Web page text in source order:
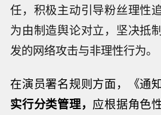
任，积极主动引导粉丝理性
为由制造舆论对立，坚决抵
发的网络攻击与非理性行为。
在演员署名规则方面， 《通
实行分类管理， 应根据角色